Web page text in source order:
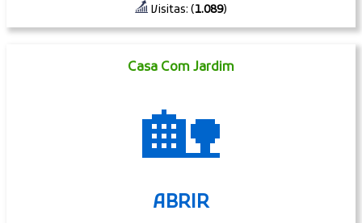
Visitas: (1.089)
Casa Com Jardim
🏡
ABRIR